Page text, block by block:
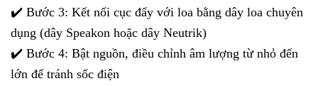
✔️ Bước 3: Kết nối cục đẩy với loa bằng dây loa chuyên
dụng (dây Speakon hoặc dây Neutrik)
✔️ Bước 4: Bật nguồn, điều chỉnh âm lượng từ nhỏ đến
lớn để tránh sốc điện